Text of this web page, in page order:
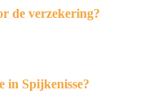
de verzekering?
in Spijkenisse?